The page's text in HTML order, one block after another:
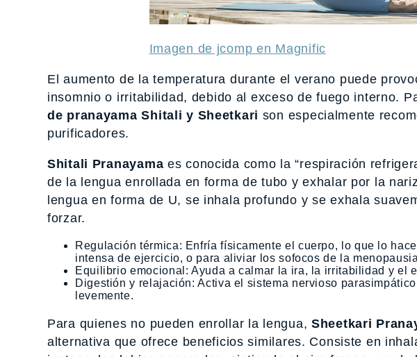
Imagen de jcomp en Magnific
El aumento de la temperatura durante el verano puede
insomnio o irritabilidad, debido al exceso de fuego interno.
de pranayama Shitali y Sheetkari son especialmente
purificadores.
Shitali Pranayama es conocida como la “respiración
de la lengua enrollada en forma de tubo y exhalar por la
lengua en forma de U, se inhala profundo y se exhala
forzar.
Regulación térmica: Enfría físicamente el cuerpo, lo que lo
intensa de ejercicio, o para aliviar los sofocos de la
Equilibrio emocional: Ayuda a calmar la ira, la irritabilidad y el
Digestión y relajación: Activa el sistema nervioso
levemente.
Para quienes no pueden enrollar la lengua, Sheetkari
alternativa que ofrece beneficios similares. Consiste en